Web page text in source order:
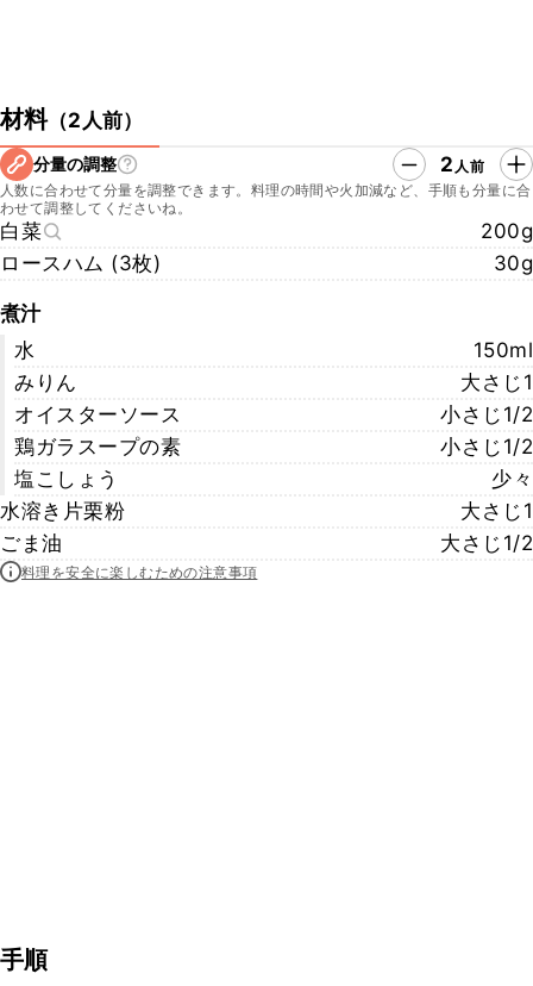
材料（2人前）
分量の調整 2 人前
人数に合わせて分量を調整できます。料理の時間や火加減など、手順も分量に合
わせて調整してくださいね。
白菜
200g
ロースハム (3枚)
30g
煮汁
水
150ml
みりん
大さじ1
オイスターソース
小さじ1/2
鶏ガラスープの素
小さじ1/2
塩こしょう
少々
水溶き片栗粉
大さじ1
ごま油
大さじ1/2
料理を安全に楽しむための注意事項
手順